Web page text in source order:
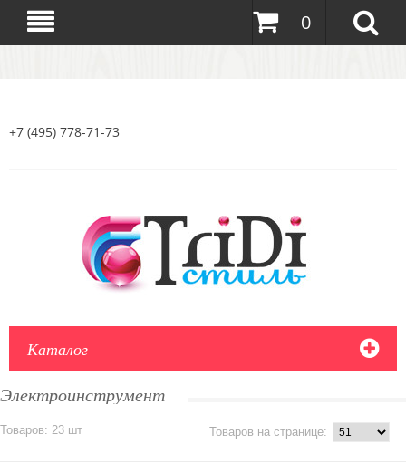
0
+7 (495) 778-71-73
Каталог
Электроинструмент
Товаров: 23 шт Товаров на странице: